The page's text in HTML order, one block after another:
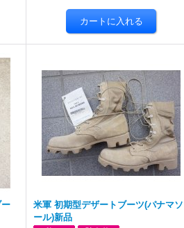
米軍 初期型デザートブーツ(パナマソ
ール)新品